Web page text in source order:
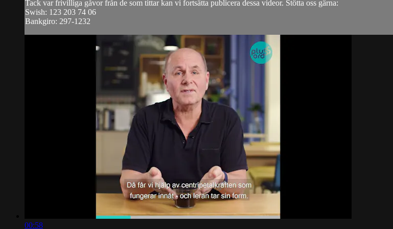
Tack var frivilliga gåvor från de som tittar kan vi fortsätta publicera dessa videor. Stötta oss gärna:
Swish: 123 203 74 06
Bankgiro: 297-1232
00:58